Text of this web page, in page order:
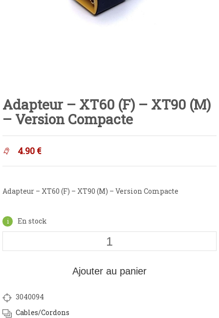
Adapteur – XT60 (F) – XT90 (M)
– Version Compacte
4.90 €
Adapteur – XT60 (F) – XT90 (M) – Version Compacte
En stock
Ajouter au panier
3040094
Cables/Cordons